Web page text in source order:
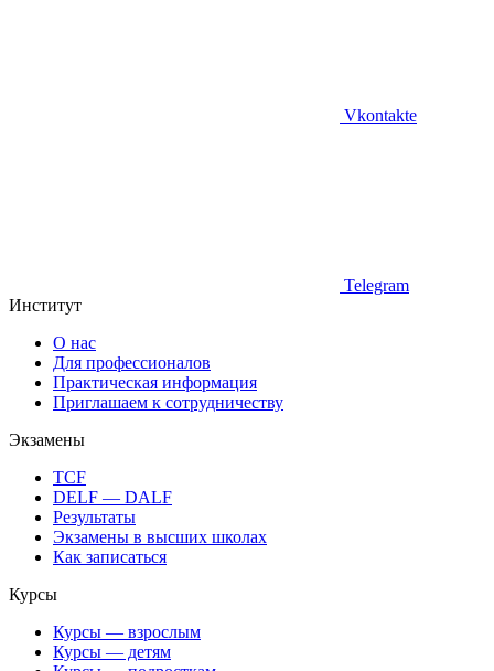
Vkontakte
Telegram
Институт
О нас
Для профессионалов
Практическая информация
Приглашаем к сотрудничеству
Экзамены
TCF
DELF — DALF
Результаты
Экзамены в высших школах
Как записаться
Курсы
Курсы — взрослым
Курсы — детям